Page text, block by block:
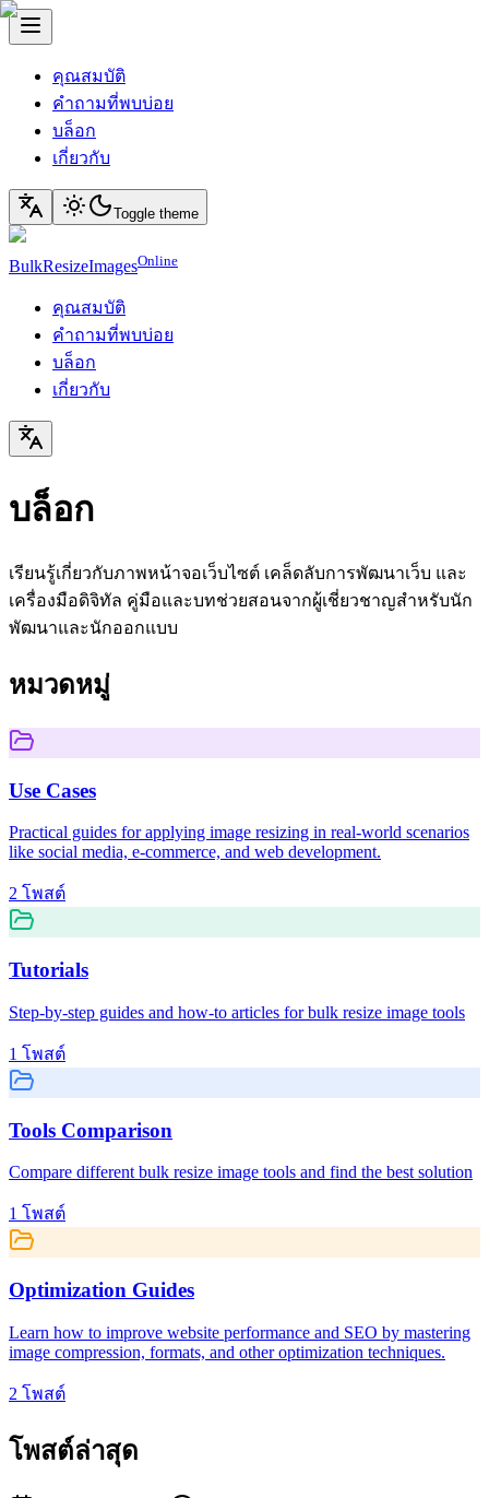
คุณสมบัติ
คำถามที่พบบ่อย
บล็อก
เกี่ยวกับ
Toggle theme
BulkResizeImagesOnline
คุณสมบัติ
คำถามที่พบบ่อย
บล็อก
เกี่ยวกับ
บล็อก
เรียนรู้เกี่ยวกับภาพหน้าจอเว็บไซต์ เคล็ดลับการพัฒนาเว็บ และ
เครื่องมือดิจิทัล คู่มือและบทช่วยสอนจากผู้เชี่ยวชาญสำหรับนัก
พัฒนาและนักออกแบบ
หมวดหมู่
Use Cases
Practical guides for applying image resizing in real-world scenarios
like social media, e-commerce, and web development.
2 โพสต์
Tutorials
Step-by-step guides and how-to articles for bulk resize image tools
1 โพสต์
Tools Comparison
Compare different bulk resize image tools and find the best solution
1 โพสต์
Optimization Guides
Learn how to improve website performance and SEO by mastering
image compression, formats, and other optimization techniques.
2 โพสต์
โพสต์ล่าสุด